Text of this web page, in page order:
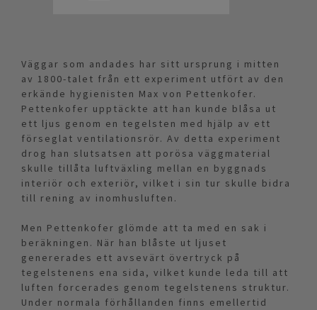
Väggar som andades har sitt ursprung i mitten
av 1800-talet från ett experiment utfört av den
erkände hygienisten Max von Pettenkofer.
Pettenkofer upptäckte att han kunde blåsa ut
ett ljus genom en tegelsten med hjälp av ett
förseglat ventilationsrör. Av detta experiment
drog han slutsatsen att porösa väggmaterial
skulle tillåta luftväxling mellan en byggnads
interiör och exteriör, vilket i sin tur skulle bidra
till rening av inomhusluften.
Men Pettenkofer glömde att ta med en sak i
beräkningen. När han blåste ut ljuset
genererades ett avsevärt övertryck på
tegelstenens ena sida, vilket kunde leda till att
luften forcerades genom tegelstenens struktur.
Under normala förhållanden finns emellertid